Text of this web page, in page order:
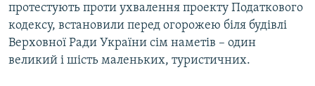
УКРАЇНА
СВІТ
СХЕМИ
ПРИАЗОВ’Я
КИТАЙ.ВИКЛИКИ
протестують проти ухвалення проекту Податкового
кодексу, встановили перед огорожею біля будівлі
Верховної Ради України сім наметів – один
великий і шість маленьких, туристичних.